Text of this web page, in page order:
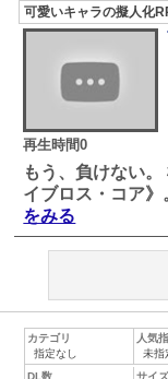
可愛いキャラの擬人化
再生時間0
もう、負けない
イブロス・コア
をみる
カテゴリ 人気
DL数 サイズ